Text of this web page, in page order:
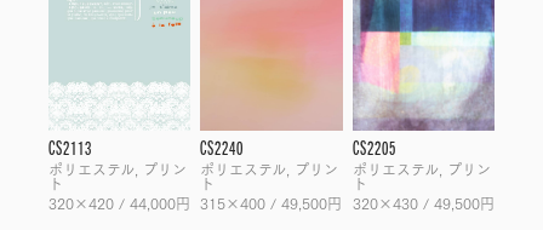
CS2113
ポリエステル, プリン
ト
320×420 / 44,000円
CS2240
ポリエステル, プリン
ト
315×400 / 49,500円
CS2205
ポリエステル, プリン
ト
320×430 / 49,500円